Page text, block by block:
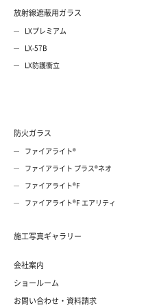
放射線遮蔽用ガラス
LXプレミアム
LX-57B
LX防護衝立
防火ガラス
ファイアライト®
ファイアライト プラス®ネオ
ファイアライト®F
ファイアライト®F エアリティ
施工写真ギャラリー
会社案内
ショールーム
お問い合わせ・資料請求